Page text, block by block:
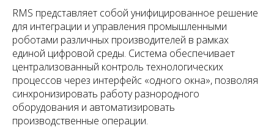
RMS представляет собой унифицированное решение
для интеграции и управления промышленными
роботами различных производителей в рамках
единой цифровой среды. Система обеспечивает
централизованный контроль технологических
процессов через интерфейс «одного окна», позволяя
синхронизировать работу разнородного
оборудования и автоматизировать
производственные операции.